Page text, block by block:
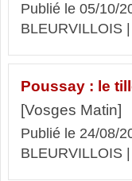
Publié le 05/10/
BLEURVILLOIS |
Poussay : le
[Vosges Matin]
Publié le 24/08/
BLEURVILLOIS |